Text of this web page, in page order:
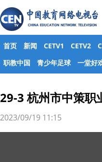
首页 新闻 CETV1 CETV2
职教中国
青少年足球 一堂好
29-3 杭州市中策职
2023/09/19 11:15